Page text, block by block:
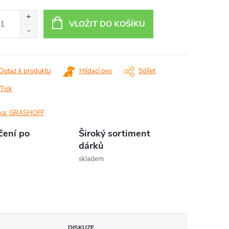
VLOŽIT DO KOŠÍKU
Tisk
k produktu Hlídací pes Sdílet
GRASHOFF
po
Široký sortiment
dárků
skladem